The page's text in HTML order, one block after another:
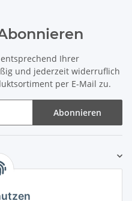
Ihrer
und jederzeit widerruflich
per E-Mail zu.
Abonnieren